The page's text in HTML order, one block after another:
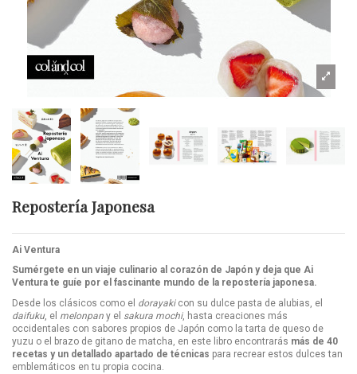
Repostería Japonesa
Ai Ventura
Sumérgete en un viaje culinario al corazón de Japón y deja que Ai
Ventura te guíe por el fascinante mundo de la repostería japonesa.
Desde los clásicos como el dorayakicon su dulce pasta de alubias, el
daifuku, el melonpan y el sakura mochi, hasta creaciones más
occidentales con sabores propios de Japón como la tarta de queso de
yuzu o el brazo de gitano de matcha, en este libro encontrarás más de 40
recetas y un detallado apartado de técnicas para recrear estos dulces tan
emblemáticos en tu propia cocina.